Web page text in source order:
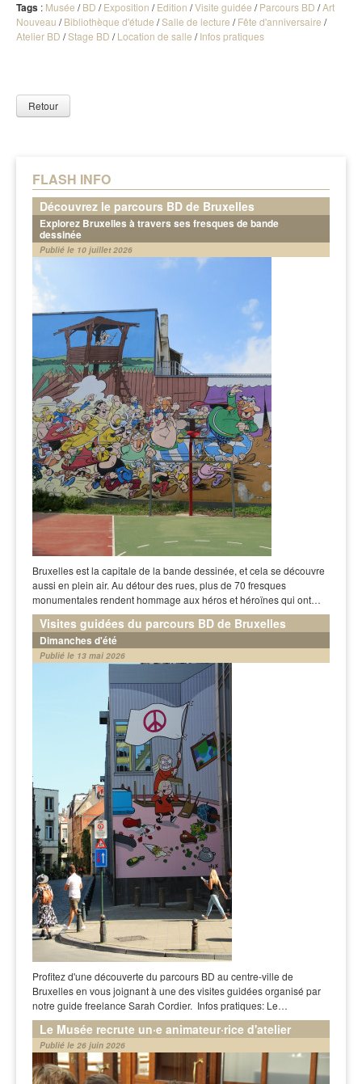
FLASH INFO
Découvrez le parcours BD de Bruxelles
Explorez Bruxelles à travers ses fresques de bande
dessinée
Publié le 10 juillet 2026
Bruxelles est la capitale de la bande dessinée, et cela se découvre
aussi en plein air. Au détour des rues, plus de 70 fresques
monumentales rendent hommage aux héros et héroïnes qui ont…
Visites guidées du parcours BD de Bruxelles
Dimanches d'été
Publié le 13 mai 2026
Profitez d'une découverte du parcours BD au centre-ville de
Bruxelles en vous joignant à une des visites guidées organisé par
notre guide freelance Sarah Cordier. Infos pratiques: Le…
Le Musée recrute un·e animateur·rice d'atelier
Publié le 26 juin 2026
Tags : Musée /BD /Exposition /Edition /Visite guidée /Parcours BD /Art
Nouveau /Bibliothèque d'étude /Salle de lecture /Fête d'anniversaire /
Atelier BD /Stage BD /Location de salle /Infos pratiques
Retour